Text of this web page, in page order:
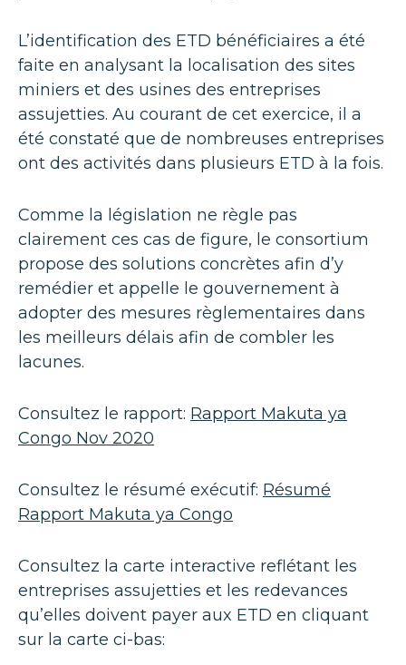
L’identification des ETD bénéficiaires a été
faite en analysant la localisation des sites
miniers et des usines des entreprises
assujetties. Au courant de cet exercice, il a
été constaté que de nombreuses entreprises
ont des activités dans plusieurs ETD à la fois.
Comme la législation ne règle pas
clairement ces cas de figure, le consortium
propose des solutions concrètes afin d’y
remédier et appelle le gouvernement à
adopter des mesures règlementaires dans
les meilleurs délais afin de combler les
lacunes.
Consultez le rapport: Rapport Makuta ya
Congo Nov 2020
Consultez le résumé exécutif: Résumé
Rapport Makuta ya Congo
Consultez la carte interactive reflétant les
entreprises assujetties et les redevances
qu’elles doivent payer aux ETD en cliquant
sur la carte ci-bas: